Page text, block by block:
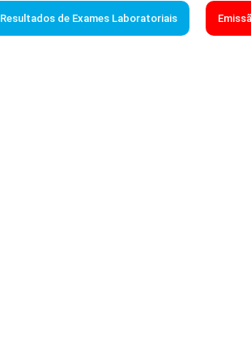
Resultados de Exames Laboratoriais